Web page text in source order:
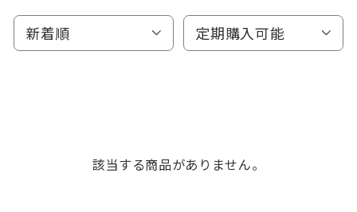
新着順 定期購入可能
該当する商品がありません。